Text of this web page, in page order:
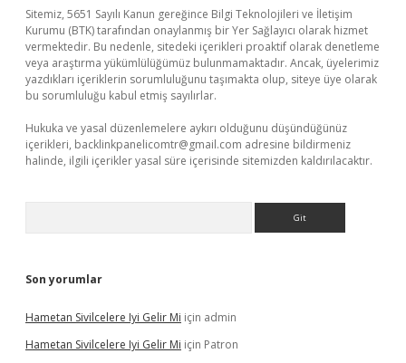
Sitemiz, 5651 Sayılı Kanun gereğince Bilgi Teknolojileri ve İletişim
Kurumu (BTK) tarafından onaylanmış bir Yer Sağlayıcı olarak hizmet
vermektedir. Bu nedenle, sitedeki içerikleri proaktif olarak denetleme
veya araştırma yükümlülüğümüz bulunmamaktadır. Ancak, üyelerimiz
yazdıkları içeriklerin sorumluluğunu taşımakta olup, siteye üye olarak
bu sorumluluğu kabul etmiş sayılırlar.
Hukuka ve yasal düzenlemelere aykırı olduğunu düşündüğünüz
içerikleri, backlinkpanelicomtr@gmail.com adresine bildirmeniz
halinde, ilgili içerikler yasal süre içerisinde sitemizden kaldırılacaktır.
Son yorumlar
Hametan Sivilcelere Iyi Gelir Mi için admin
Hametan Sivilcelere Iyi Gelir Mi için Patron